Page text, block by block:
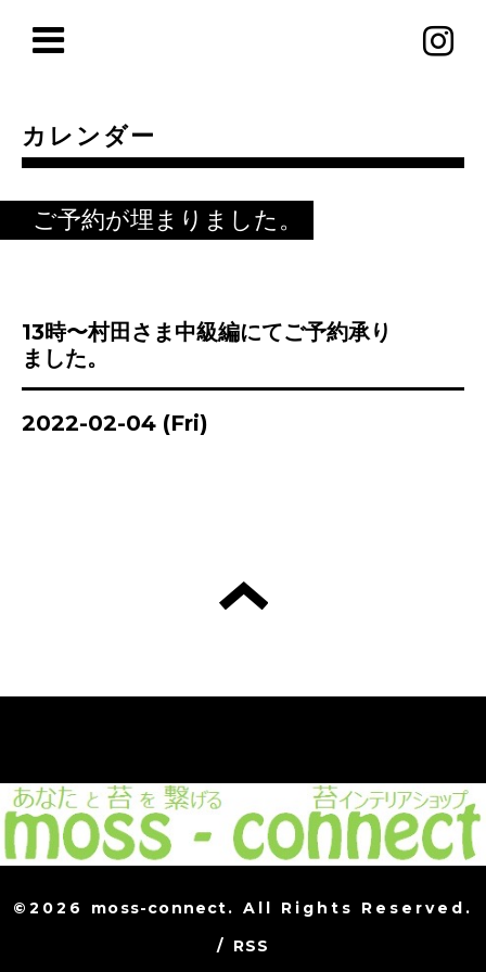
カレンダー
ご予約が埋まりました。
13時〜村田さま中級編にてご予約承り
ました。
2022-02-04 (Fri)
©2026 moss-connect. All Rights Reserved.
/ RSS